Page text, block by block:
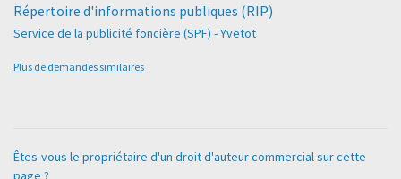
Répertoire d'informations publiques (RIP)
Service de la publicité foncière (SPF) - Yvetot
Plus de demandes similaires
Êtes-vous le propriétaire d'un droit d'auteur commercial sur cette
page ?